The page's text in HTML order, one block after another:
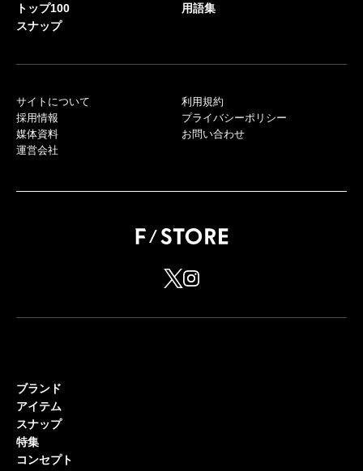
トップ100
スナップ
用語集
サイトについて
採用情報
媒体資料
運営会社
利用規約
プライバシーポリシー
お問い合わせ
ブランド
アイテム
スナップ
特集
コンセプト